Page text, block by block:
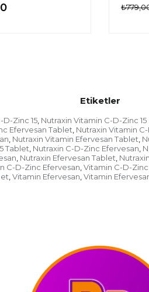
Etiketler
Zinc 15, Nutraxin Vitamin C-D-Zinc 15
Efervesan Tablet Nutraxin Vitamin
Nutraxin Vitamin Efervesan Tablet
Tablet Nutraxin C-D-Zinc Efervesan
Nutraxin Efervesan Tablet
C-D-Zinc Efervesan Vitamin C-D-
Vitamin Efervesan Vitamin